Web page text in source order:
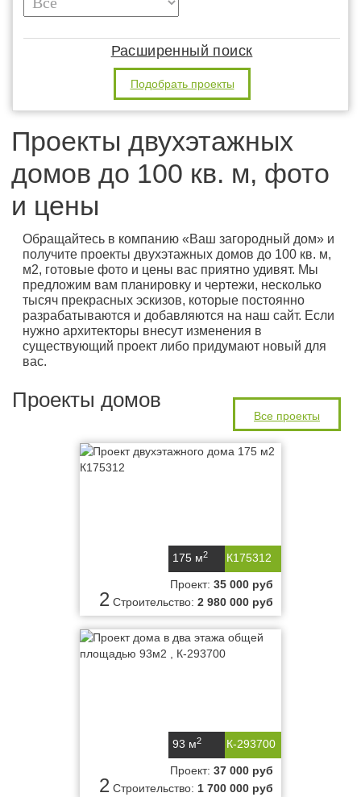
Расширенный поиск
Подобрать проекты
Проекты двухэтажных
домов до 100 кв. м, фото
и цены
Обращайтесь в компанию «Ваш загородный дом» и
получите проекты двухэтажных домов до 100 кв. м,
м2, готовые фото и цены вас приятно удивят. Мы
предложим вам планировку и чертежи, несколько
тысяч прекрасных эскизов, которые постоянно
разрабатываются и добавляются на наш сайт. Если
нужно архитекторы внесут изменения в
существующий проект либо придумают новый для
вас.
Проекты домов
Все проекты
К175312
175 м2
2
Проект: 35 000 руб
Строительство: 2 980 000 руб
К-293700
93 м2
2
Проект: 37 000 руб
Строительство: 1 700 000 руб